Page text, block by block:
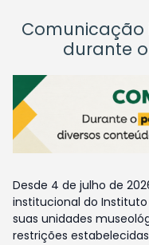
Comunicação
durante
Desde 4 de julho de
institucional do Instituto
suas unidades
restrições